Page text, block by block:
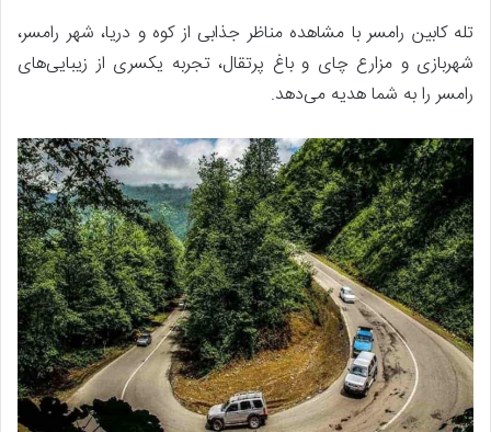
تله کابین رامسر با مشاهده مناظر جذابی از کوه و دریا، شهر رامسر،
شهربازی و مزارع چای و باغ پرتقال، تجربه یکسری از زیبایی‌های
رامسر را به شما هدیه می‌دهد.